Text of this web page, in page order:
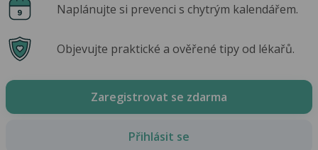
Naplánujte si prevenci s chytrým kalendářem.
Objevujte praktické a ověřené tipy od lékařů.
Zaregistrovat se zdarma
Přihlásit se